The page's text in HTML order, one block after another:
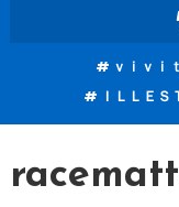
ｖｉｖｉｔ
ＩＬＬＥＳ